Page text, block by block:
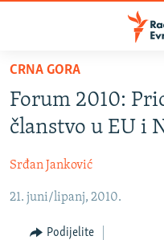
Pređite
glavni
sadržaj
na
navigaciju
Pređite
BOSNA I HERCEGOVINA
KOSOVO
CRNA GORA
VIZUELNO
CRNA GORA
Forum 2010:
članstvo u EU i
Srđan Janković
21. juni/lipanj, 2010.
Podijelite